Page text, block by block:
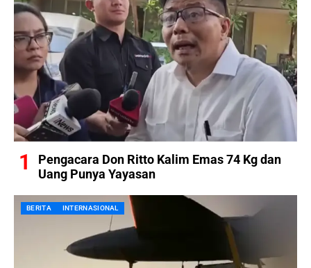
Pengacara Don Ritto Kalim Emas 74 Kg dan
Uang Punya Yayasan
BERITA INTERNASIONAL